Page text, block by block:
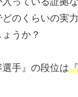
のくらいの実
うか？
手』の段位は